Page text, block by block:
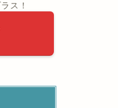
ス！